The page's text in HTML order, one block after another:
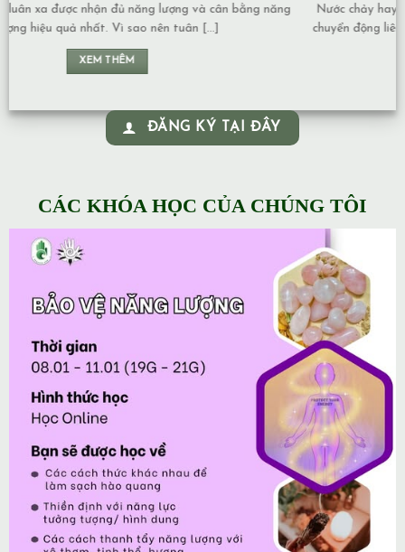
Nước chảy hay nước đọng – Nếu là nước chảy, năng lượng thường
chuyển động liên tục nên không tạo ra ứ đọng. – Nếu là nước đọng,
ĐĂNG KÝ TẠI ĐÂY
CÁC KHÓA HỌC CỦA CHÚNG TÔI